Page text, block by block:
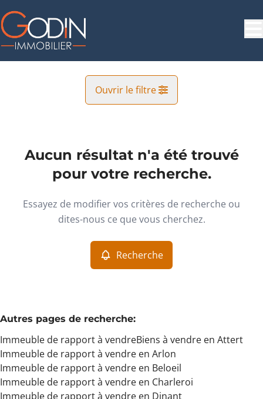
Ouvrir le filtre
Attert (6717) Remove
Immeuble de rapport Remove
Max. budget
Vue de la carte
Recherche Trier par
Aucun résultat n'a été trouvé
pour votre recherche.
Essayez de modifier vos critères de recherche ou
dites-nous ce que vous cherchez.
Recherche
Autres pages de recherche:
Immeuble de rapport à vendreBiens à vendre en Attert
Immeuble de rapport à vendre en Arlon
Immeuble de rapport à vendre en Beloeil
Immeuble de rapport à vendre en Charleroi
Immeuble de rapport à vendre en Dinant